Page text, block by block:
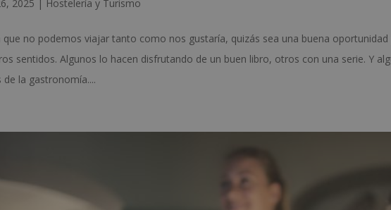
2025 | Hostelería y Turismo
que no podemos viajar tanto como nos gustaría, quizás sea una buena
sentidos. Algunos lo hacen disfrutando de un buen libro, otros con una serie. Y
de la gastronomía....